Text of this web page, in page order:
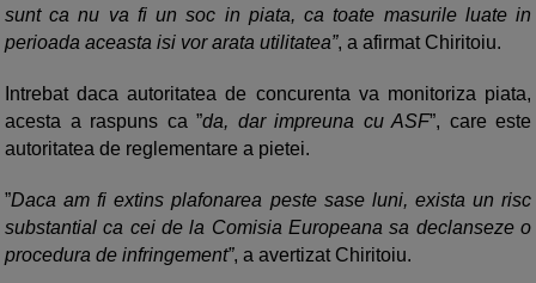
sunt ca nu va fi un soc in piata, ca toate masurile luate in
perioada aceasta isi vor arata utilitatea”, a afirmat Chiritoiu.
Intrebat daca autoritatea de concurenta va monitoriza piata,
acesta a raspuns ca ”da, dar impreuna cu ASF”, care este
autoritatea de reglementare a pietei.
”Daca am fi extins plafonarea peste sase luni, exista un risc
substantial ca cei de la Comisia Europeana sa declanseze o
procedura de infringement”, a avertizat Chiritoiu.